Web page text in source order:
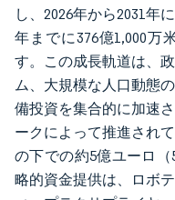
し、2026年から2031年
年までに376億1,000万
す。この成長軌道は、
ム、大規模な人口動態
備投資を集合的に加速
ークによって推進され
の下での約5億ユーロ（
略的資金提供は、ロボ